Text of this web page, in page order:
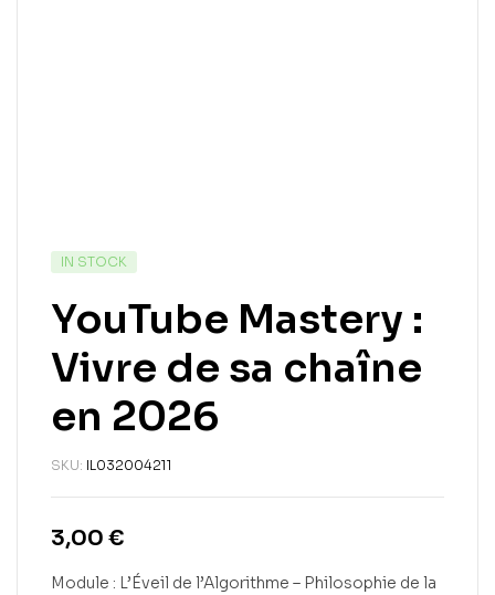
IN STOCK
YouTube Mastery :
Vivre de sa chaîne
en 2026
SKU: IL032004211
3,00 €
Module : L’Éveil de l’Algorithme – Philosophie de la